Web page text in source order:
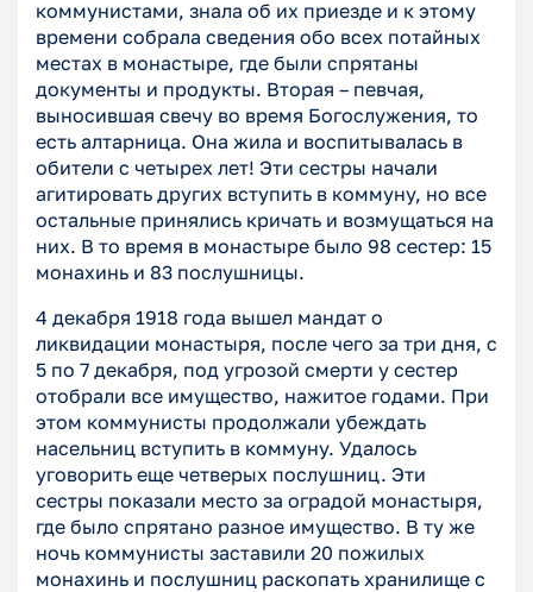
коммунистами, знала об их приезде и к этому
времени собрала сведения обо всех потайных
местах в монастыре, где были спрятаны
документы и продукты. Вторая – певчая,
выносившая свечу во время Богослужения, то
есть алтарница. Она жила и воспитывалась в
обители с четырех лет! Эти сестры начали
агитировать других вступить в коммуну, но все
остальные принялись кричать и возмущаться на
них. В то время в монастыре было 98 сестер: 15
монахинь и 83 послушницы.
4 декабря 1918 года вышел мандат о
ликвидации монастыря, после чего за три дня, с
5 по 7 декабря, под угрозой смерти у сестер
отобрали все имущество, нажитое годами. При
этом коммунисты продолжали убеждать
насельниц вступить в коммуну. Удалось
уговорить еще четверых послушниц. Эти
сестры показали место за оградой монастыря,
где было спрятано разное имущество. В ту же
ночь коммунисты заставили 20 пожилых
монахинь и послушниц раскопать хранилище с